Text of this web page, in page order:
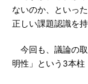
ないのか、といっ
正しい課題認識を
今回も、議論の
明性」という3本柱